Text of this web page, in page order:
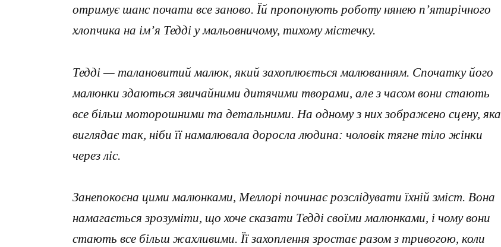
отримує шанс почати все заново. Їй пропонують роботу нянею п’ятирічного
хлопчика на ім’я Тедді у мальовничому, тихому містечку.
Тедді — талановитий малюк, який захоплюється малюванням. Спочатку його
малюнки здаються звичайними дитячими творами, але з часом вони стають
все більш моторошними та детальними. На одному з них зображено сцену, яка
виглядає так, ніби її намалювала доросла людина: чоловік тягне тіло жінки
через ліс.
Занепокоєна цими малюнками, Меллорі починає розслідувати їхній зміст. Вона
намагається зрозуміти, що хоче сказати Тедді своїми малюнками, і чому вони
стають все більш жахливими. Її захоплення зростає разом з тривогою, коли